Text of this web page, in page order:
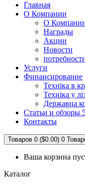
Главная
О Компании
О
Награды
Акции
Новости
Услуги
Финансирование
Техніка в
Техніка у
Державна
Статьи и обзоры
Контакты
Товаров 0 ($0.00) 0
Ваша корзина
Каталог